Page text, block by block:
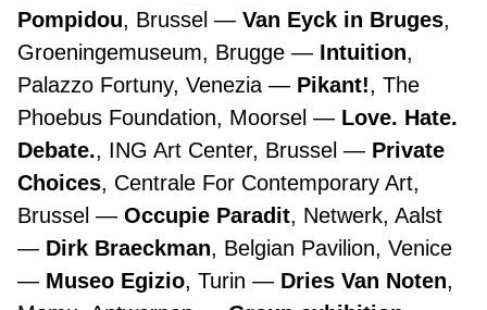
Pompidou, Brussel Van Eyck in Bruges,
Groeningemuseum, Brugge
Intuition,
Palazzo Fortuny, Venezia
Pikant!, The
Phoebus Foundation, Moorsel
Love. Hate.
Debate., ING Art Center, Brussel
Private
Choices, Centrale For Contemporary Art,
Brussel
Occupie Paradit, Netwerk, Aalst
Dirk Braeckman, Belgian Pavilion, Venice
Museo Egizio, Turin Dries Van Noten,